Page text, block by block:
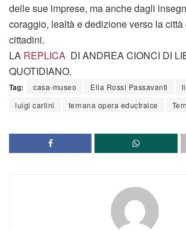
delle sue imprese, ma anche dagli
coraggio, lealtà e dedizione verso la città
cittadini.
LA REPLICA DI ANDREA CIONCI DI
QUOTIDIANO.
Tag: casa-museo Elia Rossi Passavanti
luigi carlini
ternana opera eductraice